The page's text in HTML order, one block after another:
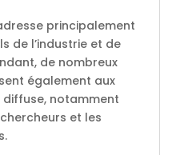
principalement
de l’industrie et de
de nombreux
également aux
diffuse, notamment
et les